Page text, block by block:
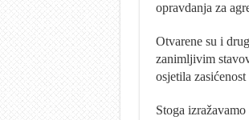
opravdanja za
Otvarene su i
zanimljivim
osjetila
Stoga